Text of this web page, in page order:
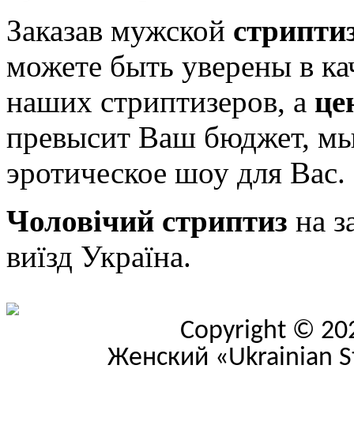
Заказав мужской
можете быть уверены в
наших стриптизеров, а
превысит Ваш бюджет,
эротическое шоу для Вас.
Чоловічий стриптиз на
виїзд Україна.
Copyright ©
Женский «Ukrainian